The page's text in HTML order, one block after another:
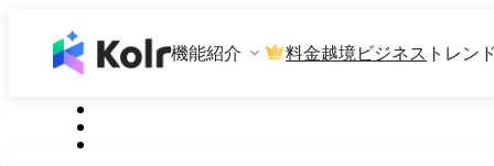
機能紹介 料金越境ビジネス トレン